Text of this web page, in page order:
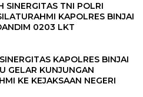
SINERGITAS TNI POLRI
KAPOLRES BINJAI
0203 LKT
KAPOLRES BINJAI
GELAR KUNJUNGAN
KE KEJAKSAAN NEGERI